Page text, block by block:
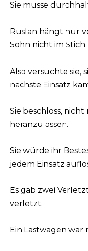
Sie müsse
Ruslan hängt nur
Sohn nicht im Stich
Also versuchte sie,
nächste Einsatz
Sie beschloss,
heranzulassen.
Sie würde ihr
jedem Einsatz
Es gab zwei
verletzt.
Ein Lastwagen war